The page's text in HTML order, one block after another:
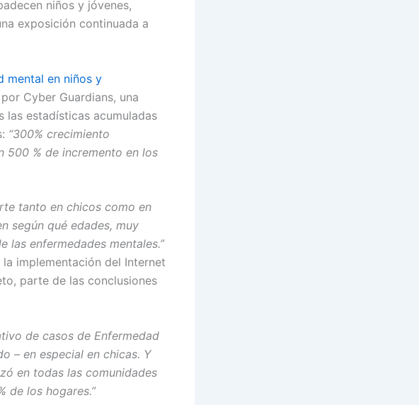
niños y jóvenes,
exposición continuada a
mental en niños y
Cyber Guardians, una
las estadísticas acumuladas
“300% crecimiento
500 % de incremento en los
tanto en chicos como en
según qué edades, muy
las enfermedades mentales.”
implementación del Internet
parte de las conclusiones
de casos de Enfermedad
– en especial en chicas. Y
en todas las comunidades
de los hogares.”